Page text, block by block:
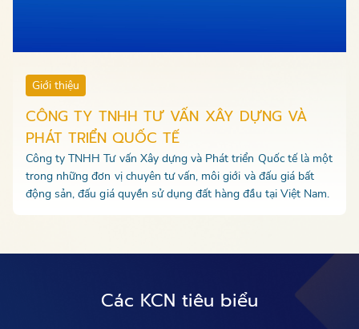
Giới thiệu
CÔNG TY TNHH TƯ VẤN XÂY DỰNG VÀ
PHÁT TRIỂN QUỐC TẾ
Công ty TNHH Tư vấn Xây dựng và Phát triển Quốc tế là một
trong những đơn vị chuyên tư vấn, môi giới và đấu giá bất
động sản, đấu giá quyền sử dụng đất hàng đầu tại Việt Nam.
Các KCN tiêu biểu